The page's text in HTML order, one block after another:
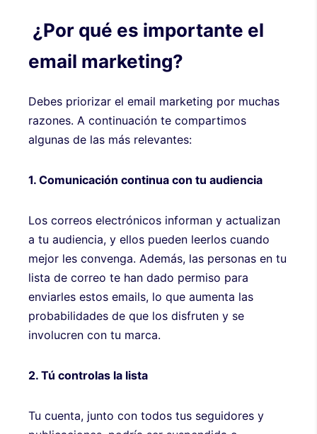
¿Por qué es importante el
email marketing?
Debes priorizar el email marketing por muchas
razones. A continuación te compartimos
algunas de las más relevantes:
1. Comunicación continua con tu audiencia
Los correos electrónicos informan y actualizan
a tu audiencia, y ellos pueden leerlos cuando
mejor les convenga. Además, las personas en tu
lista de correo te han dado permiso para
enviarles estos emails, lo que aumenta las
probabilidades de que los disfruten y se
involucren con tu marca.
2. Tú controlas la lista
Tu cuenta, junto con todos tus seguidores y